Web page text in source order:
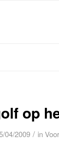
op
04/2009 / in